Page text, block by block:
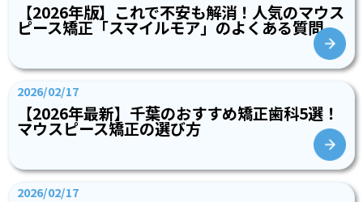
【2026年版】これで不安も解消！人気のマウス
ピース矯正「スマイルモア」のよくある質問
2026/02/17
【2026年最新】千葉のおすすめ矯正歯科5選！
マウスピース矯正の選び方
2026/02/17